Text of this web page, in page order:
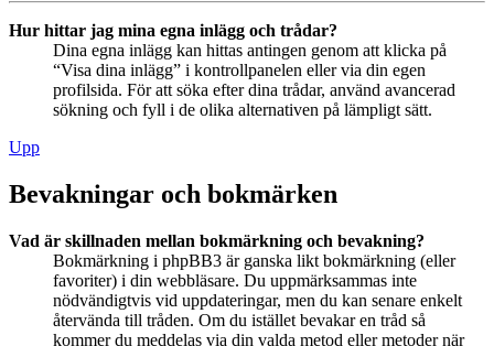
Hur hittar jag mina egna inlägg och trådar?
Dina egna inlägg kan hittas antingen genom att klicka på
“Visa dina inlägg” i kontrollpanelen eller via din egen
profilsida. För att söka efter dina trådar, använd avancerad
sökning och fyll i de olika alternativen på lämpligt sätt.
Upp
Bevakningar och bokmärken
Vad är skillnaden mellan bokmärkning och bevakning?
Bokmärkning i phpBB3 är ganska likt bokmärkning (eller
favoriter) i din webbläsare. Du uppmärksammas inte
nödvändigtvis vid uppdateringar, men du kan senare enkelt
återvända till tråden. Om du istället bevakar en tråd så
kommer du meddelas via din valda metod eller metoder när